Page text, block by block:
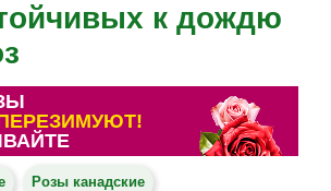
к дождю
Розы канадские